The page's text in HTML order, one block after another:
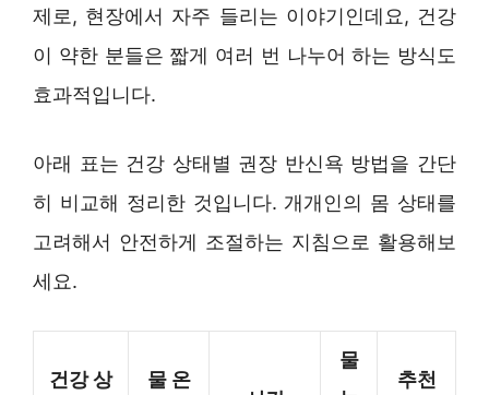
제로, 현장에서 자주 들리는 이야기인데요, 건강
이 약한 분들은 짧게 여러 번 나누어 하는 방식도
효과적입니다.
아래 표는 건강 상태별 권장 반신욕 방법을 간단
히 비교해 정리한 것입니다. 개개인의 몸 상태를
고려해서 안전하게 조절하는 지침으로 활용해보
세요.
건강 상
물 온
물
추천